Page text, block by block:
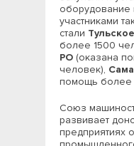
оборудование
участниками
стали
более 1500
РО (оказана
человек),
помощь более
Союз
развивает
предприятиях